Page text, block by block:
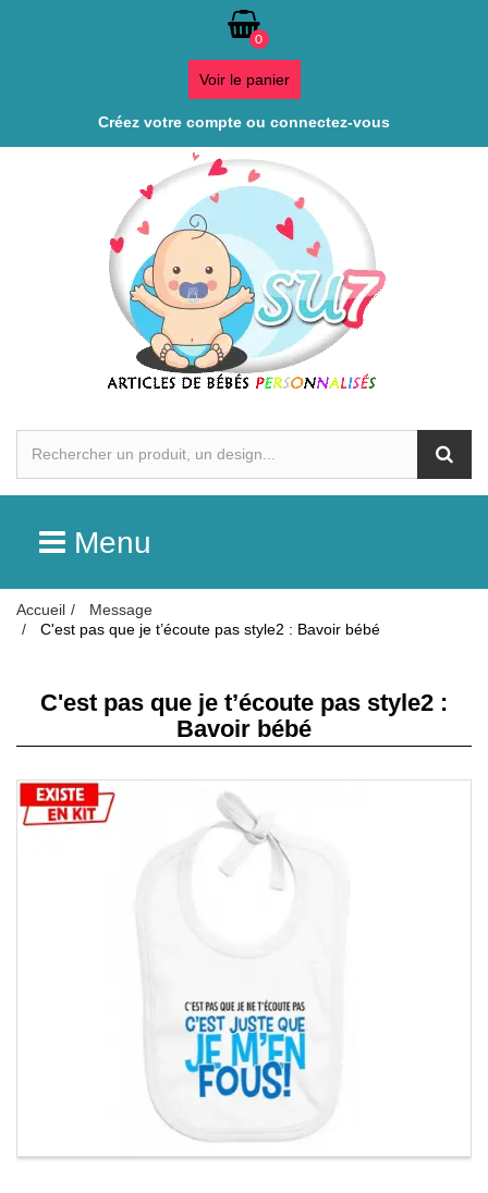
0
Voir le panier
Créez votre compte ou connectez-vous
Menu
Accueil
Message
C'est pas que je t’écoute pas style2 : Bavoir bébé
C'est pas que je t’écoute pas style2 :
Bavoir bébé